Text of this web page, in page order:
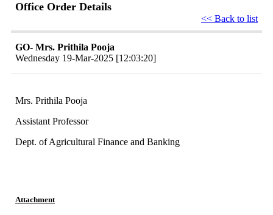
Office Order Details
<< Back to list
GO- Mrs. Prithila Pooja
Wednesday 19-Mar-2025 [12:03:20]
Mrs. Prithila Pooja
Assistant Professor
Dept. of Agricultural Finance and Banking
Attachment